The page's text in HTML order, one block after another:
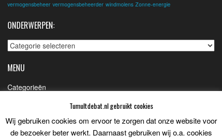
vermogensbeheer vermogensbeheerder windmolens Zonne-energie
ONDERWERPEN:
Onderwerpen:
MENU
Categorieën
Partners
Privacybeleid
Tumultdebat.nl gebruikt cookies
Wij gebruiken cookies om ervoor te zorgen dat onze website voor
de bezoeker beter werkt. Daarnaast gebruiken wij o.a. cookies